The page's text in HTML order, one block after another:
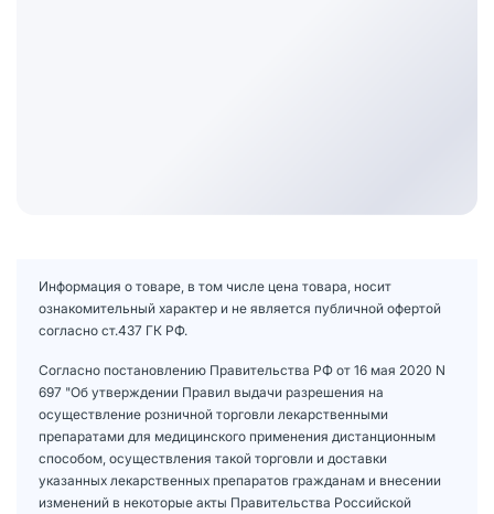
Информация о товаре, в том числе цена товара, носит
ознакомительный характер и не является публичной офертой
согласно ст.437 ГК РФ.
Согласно постановлению Правительства РФ от 16 мая 2020 N
697 "Об утверждении Правил выдачи разрешения на
осуществление розничной торговли лекарственными
препаратами для медицинского применения дистанционным
способом, осуществления такой торговли и доставки
указанных лекарственных препаратов гражданам и внесении
изменений в некоторые акты Правительства Российской